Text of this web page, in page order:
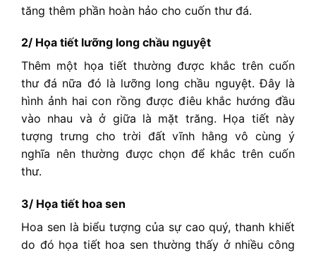
tăng thêm phần hoàn hảo cho cuốn thư đá.
2/ Họa tiết lưỡng long chầu nguyệt
Thêm một họa tiết thường được khắc trên cuốn
thư đá nữa đó là lưỡng long chầu nguyệt. Đây là
hình ảnh hai con rồng được điêu khắc hướng đầu
vào nhau và ở giữa là mặt trăng. Họa tiết này
tượng trưng cho trời đất vĩnh hằng vô cùng ý
nghĩa nên thường được chọn để khắc trên cuốn
thư.
3/ Họa tiết hoa sen
Hoa sen là biểu tượng của sự cao quý, thanh khiết
do đó họa tiết hoa sen thường thấy ở nhiều công